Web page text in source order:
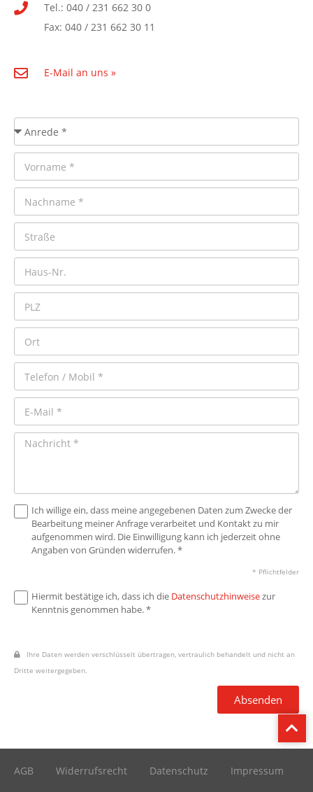
AGB Widerrufsrecht Datenschutz Impressum
Tel.: 040 / 231 662 30 0
Fax: 040 / 231 662 30 11
E-Mail an uns »
Ich willige ein, dass meine angegebenen Daten zum Zwecke der
Bearbeitung meiner Anfrage verarbeitet und Kontakt zu mir
aufgenommen wird. Die Einwilligung kann ich jederzeit ohne
Angaben von Gründen widerrufen. *
* Pflichtfelder
Hiermit bestätige ich, dass ich die Datenschutzhinweisezur
Kenntnis genommen habe. *
Ihre Daten werden verschlüsselt übertragen, vertraulich behandelt und nicht an
Dritte weitergegeben.
Absenden